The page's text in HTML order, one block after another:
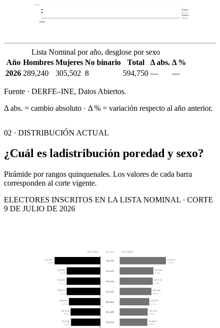
332,011
2026
Mujeres
305,502
Hombres
289,240
Lista Nominal por año, desglose por sexo
Año Hombres Mujeres No binario Total Δ abs. Δ %
2026 289,240 305,502 8 594,750 — —
Fuente · DERFE–INE, Datos Abiertos.
Δ abs. = cambio absoluto · Δ % = variación respecto al año anterior.
02 · DISTRIBUCIÓN ACTUAL
¿Cuál es ladistribución poredad y sexo?
Pirámide por rangos quinquenales. Los valores de cada barra
corresponden al corte vigente.
ELECTORES INSCRITOS EN LA LISTA NOMINAL · CORTE
9 DE JULIO DE 2026
MUJERES EDAD HOMBRES
41,153
6.9%
41,611
7.0%
18 a 24
30,203
5.1%
30,332
5.1%
25 a 29
30,281
5.1%
29,716
5.0%
30 a 34
30,263
5.1%
28,540
4.8%
35 a 39
28,244
4.7%
26,633
4.5%
40 a 44
26,729
4.5%
25,131
4.2%
45 a 49
26,328
4.4%
24,850
4.2%
50 a 54